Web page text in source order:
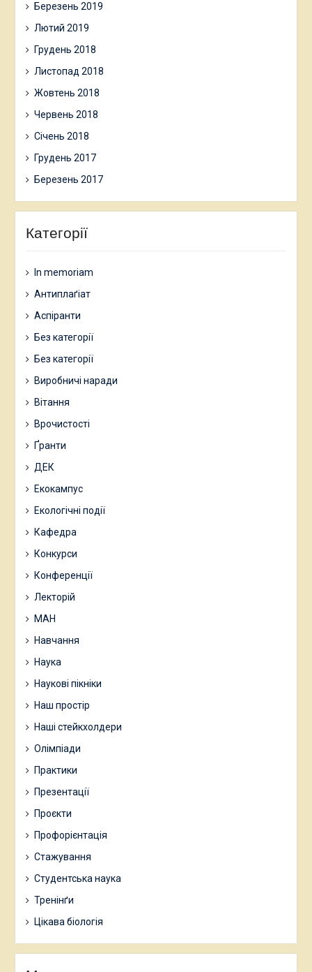
Березень 2019
Лютий 2019
Грудень 2018
Листопад 2018
Жовтень 2018
Червень 2018
Січень 2018
Грудень 2017
Березень 2017
Категорії
In memoriam
Антиплаґіат
Аспіранти
Без категорії
Без категорії
Виробничі наради
Вітання
Врочистості
Ґранти
ДЕК
Екокампус
Екологічні події
Кафедра
Конкурси
Конференції
Лекторій
МАН
Навчання
Наука
Наукові пікніки
Наш простір
Наші стейкхолдери
Олімпіади
Практики
Презентації
Проєкти
Профорієнтація
Стажування
Студентська наука
Тренінґи
Цікава біологія